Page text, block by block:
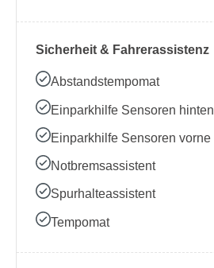
Sicherheit & Fahrerassistenz
Abstandstempomat
Einparkhilfe Sensoren hinten
Einparkhilfe Sensoren vorne
Notbremsassistent
Spurhalteassistent
Tempomat